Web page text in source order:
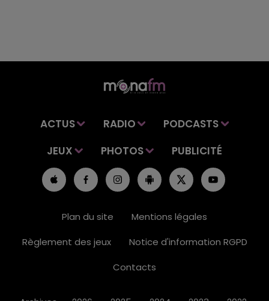
ACTUS RADIO
PODCASTS
JEUX
PHOTOS PUBLICITÉ
Plan du site
Mentions légales
Règlement des jeux
Notice d'information RGPD
Contacts